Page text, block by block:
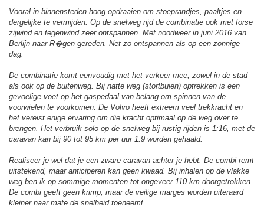
Vooral in binnensteden hoog opdraaien om stoeprandjes, paaltjes en
dergelijke te vermijden. Op de snelweg rijd de combinatie ook met forse
zijwind en tegenwind zeer ontspannen. Met noodweer in juni 2016 van
Berlijn naar R�gen gereden. Net zo ontspannen als op een zonnige
dag.
De combinatie komt eenvoudig met het verkeer mee, zowel in de stad
als ook op de buitenweg. Bij natte weg (stortbuien) optrekken is een
gevoelige voet op het gaspedaal van belang om spinnen van de
voorwielen te voorkomen. De Volvo heeft extreem veel trekkracht en
het vereist enige ervaring om die kracht optimaal op de weg over te
brengen. Het verbruik solo op de snelweg bij rustig rijden is 1:16, met de
caravan kan bij 90 tot 95 km per uur 1:9 worden gehaald.
Realiseer je wel dat je een zware caravan achter je hebt. De combi remt
uitstekend, maar anticiperen kan geen kwaad. Bij inhalen op de vlakke
weg ben ik op sommige momenten tot ongeveer 110 km doorgetrokken.
De combi geeft geen krimp, maar de veilige marges worden uiteraard
kleiner naar mate de snelheid toeneemt.